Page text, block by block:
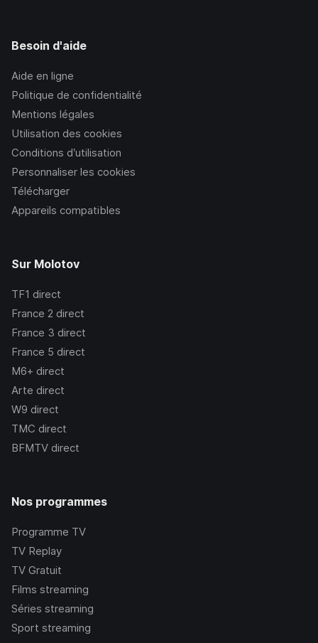
Besoin d'aide
Aide en ligne
Politique de confidentialité
Mentions légales
Utilisation des cookies
Conditions d’utilisation
Personnaliser les cookies
Télécharger
Appareils compatibles
Sur Molotov
TF1 direct
France 2 direct
France 3 direct
France 5 direct
M6+ direct
Arte direct
W9 direct
TMC direct
BFMTV direct
Nos programmes
Programme TV
TV Replay
TV Gratuit
Films streaming
Séries streaming
Sport streaming